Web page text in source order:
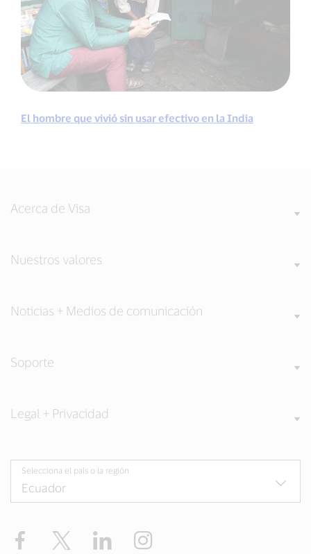
El hombre que vivió sin usar efectivo en la India
Acerca de Visa
Nuestros valores
Noticias + Medios de comunicación
Soporte
Legal + Privacidad
Selecciona el país o la región
Facebook Twitter LinkedIn